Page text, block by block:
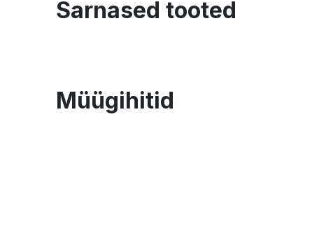
Sarnased tooted
Müügihitid